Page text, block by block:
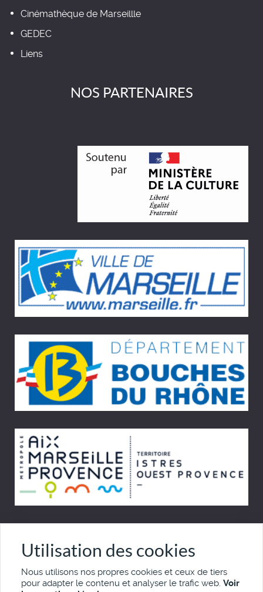
Cinémathèque de Marseillle
GEDEC
Liens
NOS PARTENAIRES
© Cinémémoire.net 1997 - 2026
Site développé par Pierre Goulaouic
Utilisation des cookies
Nous utilisons nos propres cookies et ceux de tiers
pour adapter le contenu et analyser le trafic web. Voir